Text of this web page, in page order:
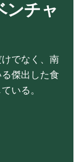
ンチャ
でなく、南
傑出した食
いる。